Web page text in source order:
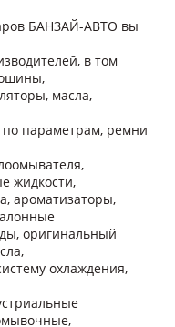
БАНЗАЙ-АВТО вы
в том
масла,
параметрам, ремни
жидкости,
ароматизаторы,
оригинальный
охлаждения,